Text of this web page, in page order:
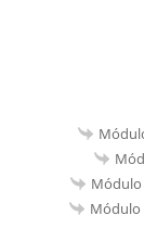
Módulo
Módulo